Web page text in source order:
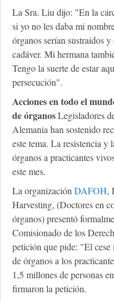
La Sra. Liu dijo: "En la
si yo no les daba mi
órganos serían sustraídos
cadáver. Mi hermana
Tengo la suerte de estar
persecución".
Acciones en todo el
de órganosLegisladores
Alemania han sostenido
este tema. La resistencia y
órganos a practicantes
este mes.
La organizaciónDAFOH,
Harvesting, (Doctores en
órganos) presentó
Comisionado de los
petición que pide: "El cese
de órganos a los
1,5 millones de personas
firmaron la petición.